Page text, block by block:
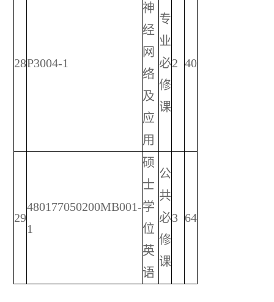
28P3004-1
神
经
网
络
及
应
用
专
业
必
修
课
2 40
29
480177050200MB001-
1
硕
士
学
位
英
语
公
共
必
修
课
3 64